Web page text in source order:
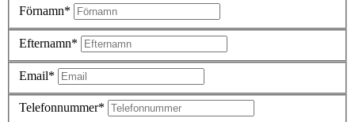
Förnamn*
Efternamn*
Email*
Telefonnummer*